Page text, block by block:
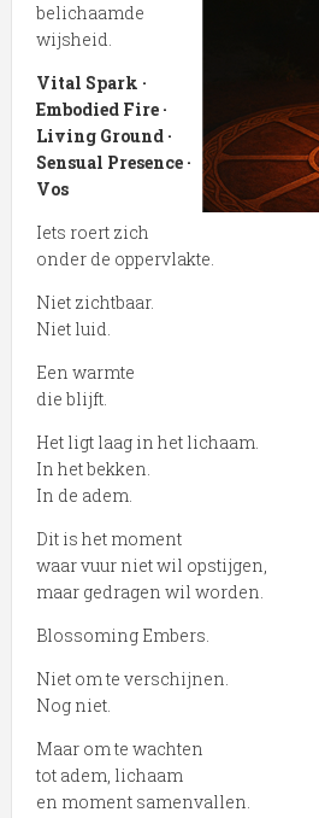
belichaamde
wijsheid.
Vital Spark ·
Embodied Fire ·
Living Ground ·
Sensual Presence ·
Vos
Iets roert zich
onder de oppervlakte.
Niet zichtbaar.
Niet luid.
Een warmte
die blijft.
Het ligt laag in het lichaam.
In het bekken.
In de adem.
Dit is het moment
waar vuur niet wil opstijgen,
maar gedragen wil worden.
Blossoming Embers.
Niet om te verschijnen.
Nog niet.
Maar om te wachten
tot adem, lichaam
en moment samenvallen.